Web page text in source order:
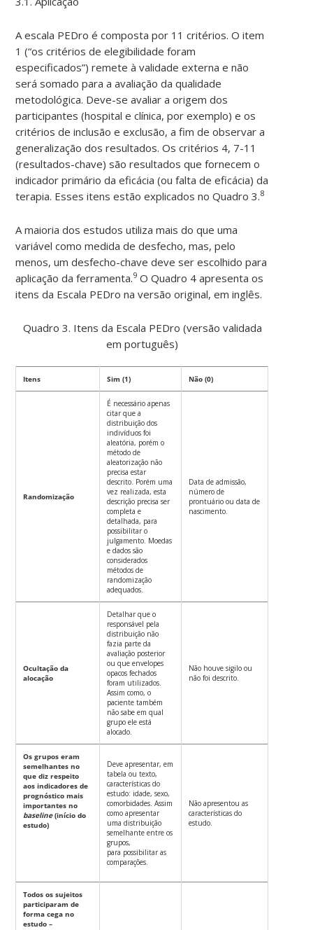
A escala PEDro é composta por 11 critérios. O item
1 (“os critérios de elegibilidade foram
especificados”) remete à validade externa e não
será somado para a avaliação da qualidade
metodológica. Deve-se avaliar a origem dos
participantes (hospital e clínica, por exemplo) e os
critérios de inclusão e exclusão, a fim de observar a
generalização dos resultados. Os critérios 4, 7-11
(resultados-chave) são resultados que fornecem o
indicador primário da eficácia (ou falta de eficácia) da
terapia. Esses itens estão explicados no Quadro 3.8
A maioria dos estudos utiliza mais do que uma
variável como medida de desfecho, mas, pelo
menos, um desfecho-chave deve ser escolhido para
aplicação da ferramenta.9 O Quadro 4 apresenta os
itens da Escala PEDro na versão original, em inglês.
Quadro 3. Itens da Escala PEDro (versão validada
em português)
Itens Sim (1) Não (0)
Randomização
É necessário apenas
citar que a
distribuição dos
indivíduos foi
aleatória, porém o
método de
aleatorização não
precisa estar
descrito. Porém uma
vez realizada, esta
descrição precisa ser
completa e
detalhada, para
possibilitar o
julgamento. Moedas
e dados são
considerados
métodos de
randomização
adequados.
Data de admissão,
número de
prontuário ou data de
nascimento.
Ocultação da
alocação
Detalhar que o
responsável pela
distribuição não
fazia parte da
avaliação posterior
ou que envelopes
opacos fechados
foram utilizados.
Assim como, o
paciente também
não sabe em qual
grupo ele está
alocado.
Não houve sigilo ou
não foi descrito.
Os grupos eram
semelhantes no
que diz respeito
aos indicadores de
prognóstico mais
importantes no
baseline(início do
estudo)
Deve apresentar, em
tabela ou texto,
características do
estudo: idade, sexo,
comorbidades. Assim
como apresentar
uma distribuição
semelhante entre os
grupos,
para possibilitar as
comparações.
Não apresentou as
características do
estudo.
Todos os sujeitos
participaram de
forma cega no
estudo –